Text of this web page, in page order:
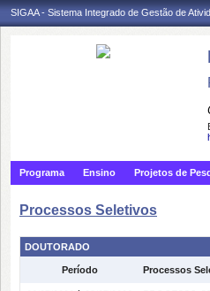
SIGAA - Sistema Integrado de Gestão de
Programa Ensino Projetos de
Processos Seletivos
DOUTORADO
Período Processos